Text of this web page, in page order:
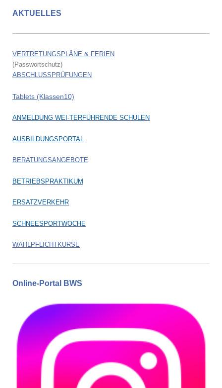
AKTUELLES
VERTRETUNGSPLÄNE & FERIEN
(Passwortschutz)
ABSCHLUSSPRÜFUNGEN
Tablets (Klassen10)
ANMELDUNG WEI-TERFÜHRENDE SCHULEN
AUSBILDUNGSPORTAL
BERATUNGSANGEBOTE
BETRIEBSPRAKTIKUM
ERSATZVERKEHR
SCHNEESPORTWOCHE
WAHLPFLICHTKURSE
Online-Portal BWS